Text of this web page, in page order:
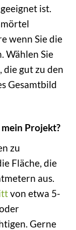
ist.
wenn Sie die
Wählen Sie
die gut zu den
Gesamtbild
Projekt?
zu
Fläche, die
aus.
von etwa 5-
Gerne